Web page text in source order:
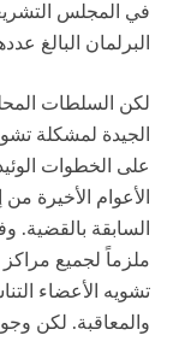
البرلمان البالغ عددهم 111 عضواً هم من
لكن السلطات
الجيدة لمشكلة
على الخطوات
الأعوام الأخيرة
ملزماً لجميع
تشويه الأعضاء
والمعاقبة. لكن